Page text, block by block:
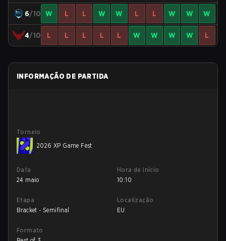
6/10 W L L W W L L W W W
4/10 L L L L L W W W W L
INFORMAÇÃO DE PARTIDA
Torneio
2026 XP Game Fest
Data
24 maio
Hora de início
10:10
Etapa
Bracket - Semifinal
Localização
EU
Formato